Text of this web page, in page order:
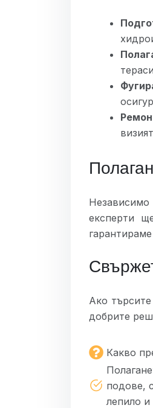
Независимо
експерти
Ако
добрите
Какво
подове,
лепило и